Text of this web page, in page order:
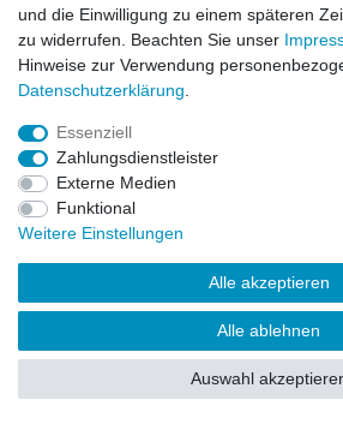
Vertrag widerrufen
© Copyright 2026 | Alle Rechte
und die Einwilligung zu einem späteren
zu widerrufen. Beachten Sie unser
Hinweise zur Verwendung
Daten­schutz­erklärung
Essenziell
Zahlungsdienstleister
Externe Medien
Funktional
Weitere Einstellungen
Alle akzeptieren
Alle ablehnen
Auswahl